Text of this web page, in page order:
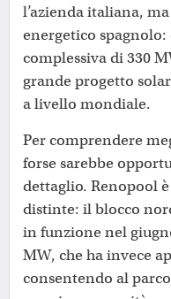
l’azienda italiana,
energetico
complessiva di 330
grande progetto
a livello mondiale.
Per comprendere
forse sarebbe
dettaglio. Renopool
distinte: il blocco
in funzione nel
MW, che ha invece
consentendo al